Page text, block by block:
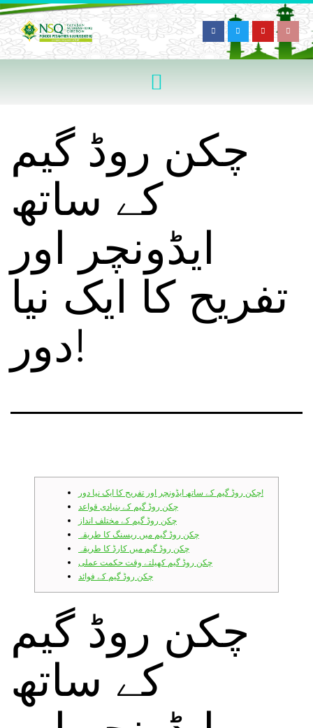
چکن روڈ گیم
کے ساتھ
ایڈونچر اور
تفریح کا ایک نیا
دور!
چکن روڈ گیم کے ساتھ ایڈونچر اور تفریح کا ایک نیا دور!
چکن روڈ گیم کے بنیادی قواعد
چکن روڈ گیم کے مختلف انداز
چکن روڈ گیم میں ریسنگ کا طریقہ
چکن روڈ گیم میں کارڈ کا طریقہ
چکن روڈ گیم کھیلتے وقت حکمت عملی
چکن روڈ گیم کے فوائد
چکن روڈ گیم
کے ساتھ